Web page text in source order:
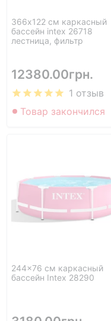
366х122 см каркасный
бассейн intex 26718
лестница, фильтр
12380.00грн.
1 отзыв
Товар закончился
244x76 см каркасный
бассейн Intex 28290